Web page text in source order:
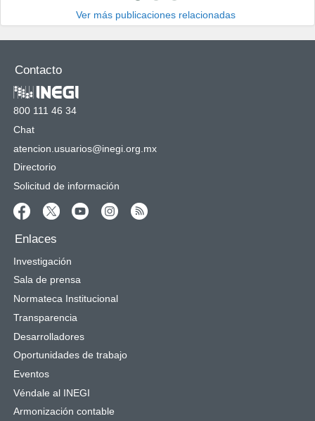
Ver más publicaciones relacionadas
Contacto
800 111 46 34
Chat
atencion.usuarios@inegi.org.mx
Directorio
Solicitud de información
Enlaces
Investigación
Sala de prensa
Normateca Institucional
Transparencia
Desarrolladores
Oportunidades de trabajo
Eventos
Véndale al INEGI
Armonización contable